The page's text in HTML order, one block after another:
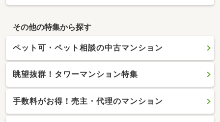
その他の特集から探す
ペット可・ペット相談の中古マンション
眺望抜群！タワーマンション特集
手数料がお得！売主・代理のマンション